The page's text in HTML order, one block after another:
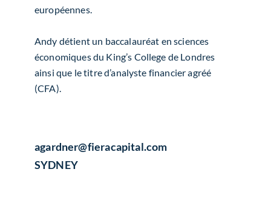
européennes.
Andy détient un baccalauréat en sciences
économiques du King’s College de Londres
ainsi que le titre d’analyste financier agréé
(CFA).
agardner​@fieracapital.com
SYDNEY